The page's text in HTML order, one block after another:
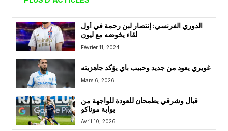
الدوري الفرنسي: إنتصار لبن رحمة في أول
لقاء يخوضه مع ليون
Février 11, 2024
غويري يعود من جديد وحبيب باي يؤكد جاهزيته
Mars 6, 2026
قبال وشرقي يطمحان للعودة للواجهة من
بوابة موناكو
Avril 10, 2026